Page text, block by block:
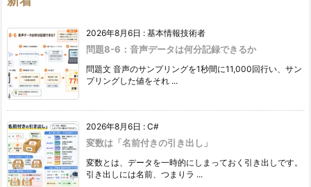
2026年8月6日 : 基本情報技術者
問題8-6：音声データは何分記録できるか
問題文 音声のサンプリングを1秒間に11,000回行い、サン
プリングした値をそれ ...
2026年8月6日 : C#
変数は「名前付きの引き出し」
変数とは、データを一時的にしまっておく引き出しです。
引き出しには名前、つまりラ ...